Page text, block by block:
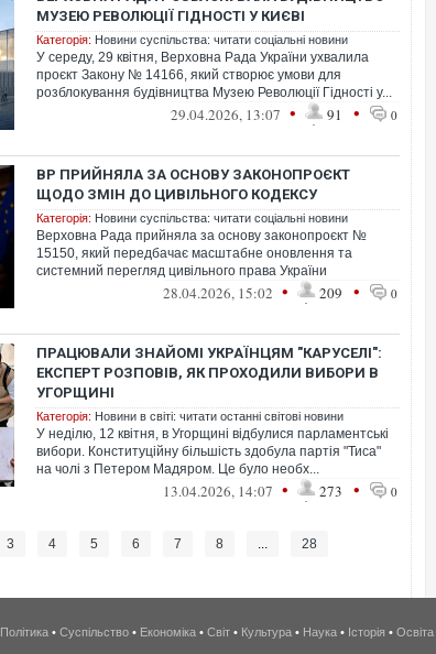
МУЗЕЮ РЕВОЛЮЦІЇ ГІДНОСТІ У КИЄВІ
Категорія: Новини суспільства: читати соціальні новини
У середу, 29 квітня, Верховна Рада України ухвалила
проєкт Закону № 14166, який створює умови для
розблокування будівництва Музею Революції Гідності у...
29.04.2026, 13:07 • 91 • 0
ВР ПРИЙНЯЛА ЗА ОСНОВУ ЗАКОНОПРОЄКТ
ЩОДО ЗМІН ДО ЦИВІЛЬНОГО КОДЕКСУ
Категорія: Новини суспільства: читати соціальні новини
Верховна Рада прийняла за основу законопроєкт №
15150, який передбачає масштабне оновлення та
системний перегляд цивільного права України
28.04.2026, 15:02 • 209 • 0
ПРАЦЮВАЛИ ЗНАЙОМІ УКРАЇНЦЯМ "КАРУСЕЛІ":
ЕКСПЕРТ РОЗПОВІВ, ЯК ПРОХОДИЛИ ВИБОРИ В
УГОРЩИНІ
Категорія: Новини в світі: читати останні світові новини
У неділю, 12 квітня, в Угорщині відбулися парламентські
вибори. Конституційну більшість здобула партія "Тиса"
на чолі з Петером Мадяром. Це було необх...
13.04.2026, 14:07 • 273 • 0
3 4 5 6 7 8 ... 28
Політика • Суспільство • Економіка • Світ • Культура • Наука • Історія • Освіта